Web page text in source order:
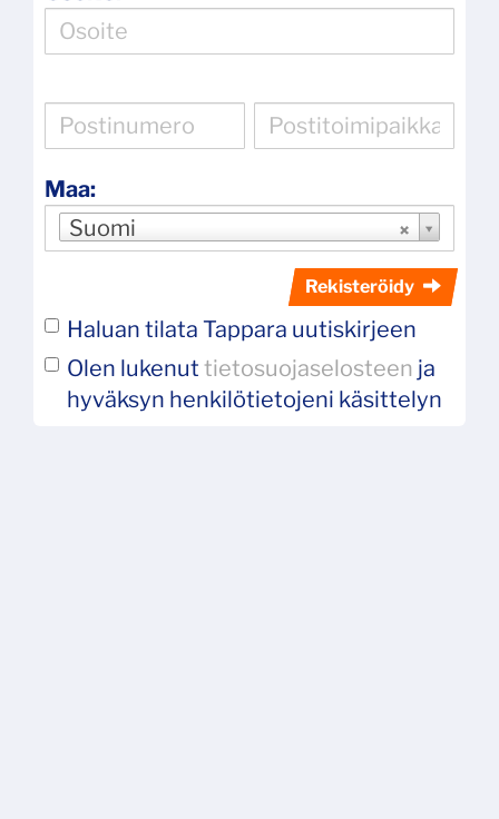
Maa:
Suomi
Rekisteröidy
Haluan tilata Tappara uutiskirjeen
Olen lukenut tietosuojaselosteen ja
hyväksyn henkilötietojeni käsittelyn